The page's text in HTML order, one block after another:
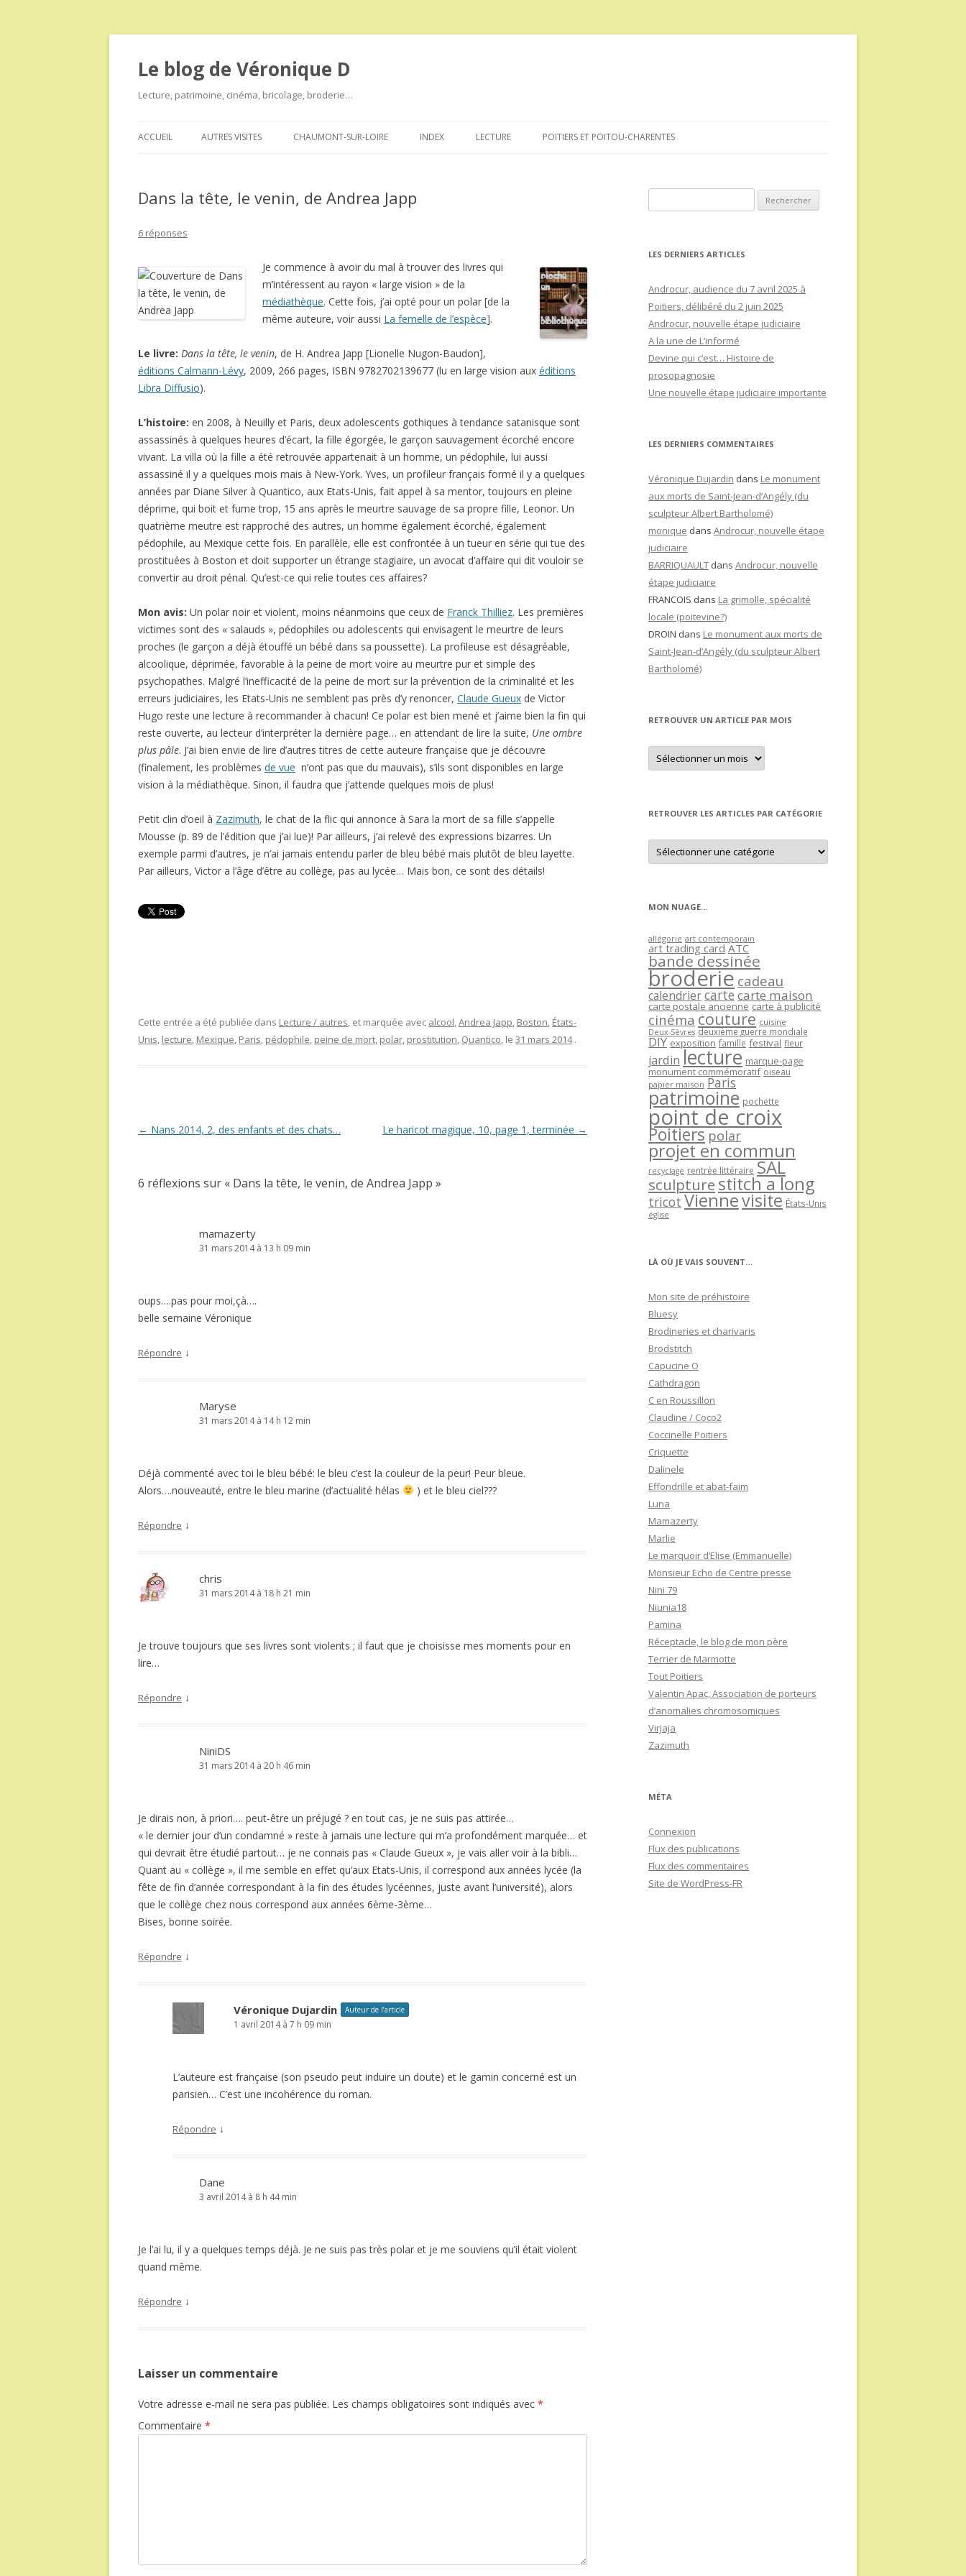
Le blog de Véronique D
Lecture, patrimoine, cinéma, bricolage, broderie…
au
ACCUEIL AUTRES VISITES CHAUMONT-SUR-LOIRE INDEX LECTURE POITIERS ET POITOU-CHARENTES
Dans la tête, le venin, de Andrea Japp
6 réponses
Je commence à avoir du mal à trouver des livres qui
m’intéressent au rayon « large vision » de la
médiathèque. Cette fois, j’ai opté pour un polar [de la
même auteure, voir aussi La femelle de l’espèce].
Le livre: Dans la tête, le venin, de H. Andrea Japp [Lionelle Nugon-Baudon],
éditions Calmann-Lévy, 2009, 266 pages, ISBN 9782702139677 (lu en large vision aux éditions
Libra Diffusio).
L’histoire: en 2008, à Neuilly et Paris, deux adolescents gothiques à tendance satanisque sont
assassinés à quelques heures d’écart, la fille égorgée, le garçon sauvagement écorché encore
vivant. La villa où la fille a été retrouvée appartenait à un homme, un pédophile, lui aussi
assassiné il y a quelques mois mais à New-York. Yves, un profileur français formé il y a quelques
années par Diane Silver à Quantico, aux Etats-Unis, fait appel à sa mentor, toujours en pleine
déprime, qui boit et fume trop, 15 ans après le meurtre sauvage de sa propre fille, Leonor. Un
quatrième meutre est rapproché des autres, un homme également écorché, également
pédophile, au Mexique cette fois. En parallèle, elle est confrontée à un tueur en série qui tue des
prostituées à Boston et doit supporter un étrange stagiaire, un avocat d’affaire qui dit vouloir se
convertir au droit pénal. Qu’est-ce qui relie toutes ces affaires?
Mon avis: Un polar noir et violent, moins néanmoins que ceux de Franck Thilliez. Les premières
victimes sont des « salauds », pédophiles ou adolescents qui envisagent le meurtre de leurs
proches (le garçon a déjà étouffé un bébé dans sa poussette). La profileuse est désagréable,
alcoolique, déprimée, favorable à la peine de mort voire au meurtre pur et simple des
psychopathes. Malgré l’inefficacité de la peine de mort sur la prévention de la criminalité et les
erreurs judiciaires, les Etats-Unis ne semblent pas près d’y renoncer, Claude Gueux de Victor
Hugo reste une lecture à recommander à chacun! Ce polar est bien mené et j’aime bien la fin qui
reste ouverte, au lecteur d’interpréter la dernière page… en attendant de lire la suite, Une ombre
plus pâle. J’ai bien envie de lire d’autres titres de cette auteure française que je découvre
(finalement, les problèmes de vue n’ont pas que du mauvais), s’ils sont disponibles en large
vision à la médiathèque. Sinon, il faudra que j’attende quelques mois de plus!
Petit clin d’oeil à Zazimuth, le chat de la flic qui annonce à Sara la mort de sa fille s’appelle
Mousse (p. 89 de l’édition que j’ai lue)! Par ailleurs, j’ai relevé des expressions bizarres. Un
exemple parmi d’autres, je n’ai jamais entendu parler de bleu bébé mais plutôt de bleu layette.
Par ailleurs, Victor a l’âge d’être au collège, pas au lycée… Mais bon, ce sont des détails!
Cette entrée a été publiée dans Lecture / autres, et marquée avec alcool,Andrea Japp, Boston, États-
Unis, lecture, Mexique, Paris, pédophile, peine de mort, polar, prostitution, Quantico, le 31 mars 2014 .
Navigation
← Nans 2014, 2, des enfants et des chats… Le haricot magique, 10, page 1, terminée →
6 réflexions sur « Dans la tête, le venin, de Andrea Japp »
mamazerty
31 mars 2014 à 13 h 09 min
oups….pas pour moi,çà….
belle semaine Véronique
Répondre ↓
Maryse
31 mars 2014 à 14 h 12 min
Déjà commenté avec toi le bleu bébé: le bleu c’est la couleur de la peur! Peur bleue.
Alors….nouveauté, entre le bleu marine (d’actualité hélas
) et le bleu ciel???
Répondre ↓
chris
31 mars 2014 à 18 h 21 min
Je trouve toujours que ses livres sont violents ; il faut que je choisisse mes moments pour en
lire…
Répondre ↓
NiniDS
31 mars 2014 à 20 h 46 min
Je dirais non, à priori…. peut-être un préjugé ? en tout cas, je ne suis pas attirée…
« le dernier jour d’un condamné » reste à jamais une lecture qui m’a profondément marquée… et
qui devrait être étudié partout… je ne connais pas « Claude Gueux », je vais aller voir à la bibli…
Quant au « collège », il me semble en effet qu’aux Etats-Unis, il correspond aux années lycée (la
fête de fin d’année correspondant à la fin des études lycéennes, juste avant l’université), alors
que le collège chez nous correspond aux années 6ème-3ème…
Bises, bonne soirée.
Répondre ↓
Véronique Dujardin Auteur de l’article
1 avril 2014 à 7 h 09 min
L’auteure est française (son pseudo peut induire un doute) et le gamin concerné est un
parisien… C’est une incohérence du roman.
Répondre ↓
Dane
3 avril 2014 à 8 h 44 min
Je l’ai lu, il y a quelques temps déjà. Je ne suis pas très polar et je me souviens qu’il était violent
quand même.
Répondre ↓
Laisser un commentaire
Votre adresse e-mail ne sera pas publiée. Les champs obligatoires sont indiqués avec *
Commentaire *
LES DERNIERS ARTICLES
Androcur, audience du 7 avril 2025 à
Poitiers, délibéré du 2 juin 2025
Androcur, nouvelle étape judiciaire
A la une de L’informé
Devine qui c’est… Histoire de
prosopagnosie
Une nouvelle étape judiciaire importante
LES DERNIERS COMMENTAIRES
Véronique Dujardin dans Le monument
aux morts de Saint-Jean-d’Angély (du
sculpteur Albert Bartholomé)
monique dans Androcur, nouvelle étape
judiciaire
BARRIQUAULT dans Androcur, nouvelle
étape judiciaire
FRANCOIS dans La grimolle, spécialité
locale (poitevine?)
DROIN dans Le monument aux morts de
Saint-Jean-d’Angély (du sculpteur Albert
Bartholomé)
RETROUVER UN ARTICLE PAR MOIS
Retrouver
un
article
RETROUVER LES ARTICLES PAR CATÉGORIE
Retrouver
les
articles
MON NUAGE…
allégorie art contemporain
art trading card ATC
bande dessinée
broderie cadeau
calendriercartecarte maison
carte postale ancienne carte à publicité
cinéma couture cuisine
Deux-Sèvres deuxième guerre mondiale
DIY exposition famille festival fleur
jardin lecture marque-page
monument commémoratif oiseau
papier maison Paris
patrimoine pochette
point de croix
Poitiers polar
projet en commun
recyclage rentrée littéraire SAL
sculpture stitch a long
tricot Viennevisite États-Unis
église
LÀ OÙ JE VAIS SOUVENT…
Mon site de préhistoire
Bluesy
Brodineries et charivaris
Brodstitch
Capucine O
Cathdragon
C en Roussillon
Claudine / Coco2
Coccinelle Poitiers
Criquette
Dalinele
Effondrille et abat-faim
Luna
Mamazerty
Marlie
Le marquoir d’Elise (Emmanuelle)
Monsieur Echo de Centre presse
Nini 79
Niunia18
Pamina
Réceptacle, le blog de mon père
Terrier de Marmotte
Tout Poitiers
Valentin Apac, Association de porteurs
d’anomalies chromosomiques
Virjaja
Zazimuth
MÉTA
Connexion
Flux des publications
Flux des commentaires
Site de WordPress-FR